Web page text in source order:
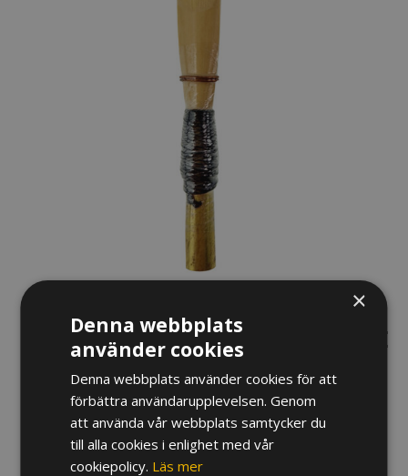
RÖR K.GE REEDS OBOE D’AMORE
kr
×
Denna webbplats
använder cookies
Denna webbplats använder cookies för att
förbättra användarupplevelsen. Genom
att använda vår webbplats samtycker du
till alla cookies i enlighet med vår
cookiepolicy. Läs mer